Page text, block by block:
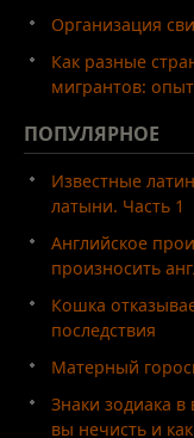
Организация
Как разные
мигрантов:
ПОПУЛЯРНОЕ
Известные
латыни. Часть 1
Английское
произносить
Кошка
последствия
Матерный
Знаки зодиака
вы нечисть и